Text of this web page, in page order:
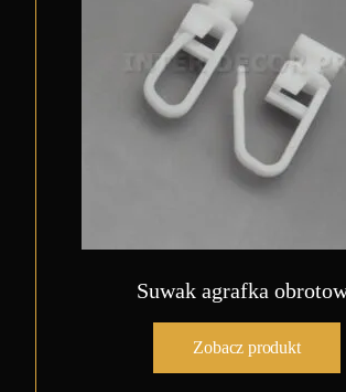
Suwak agrafka
Zobacz produkt